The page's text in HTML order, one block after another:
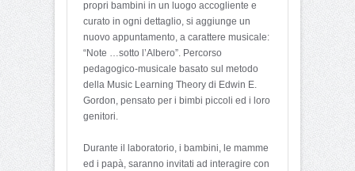
propri bambini in un luogo accogliente e
curato in ogni dettaglio, si aggiunge un
nuovo appuntamento, a carattere musicale:
“Note …sotto l’Albero”. Percorso
pedagogico-musicale basato sul metodo
della Music Learning Theory di Edwin E.
Gordon, pensato per i bimbi piccoli ed i loro
genitori.
Durante il laboratorio, i bambini, le mamme
ed i papà, saranno invitati ad interagire con